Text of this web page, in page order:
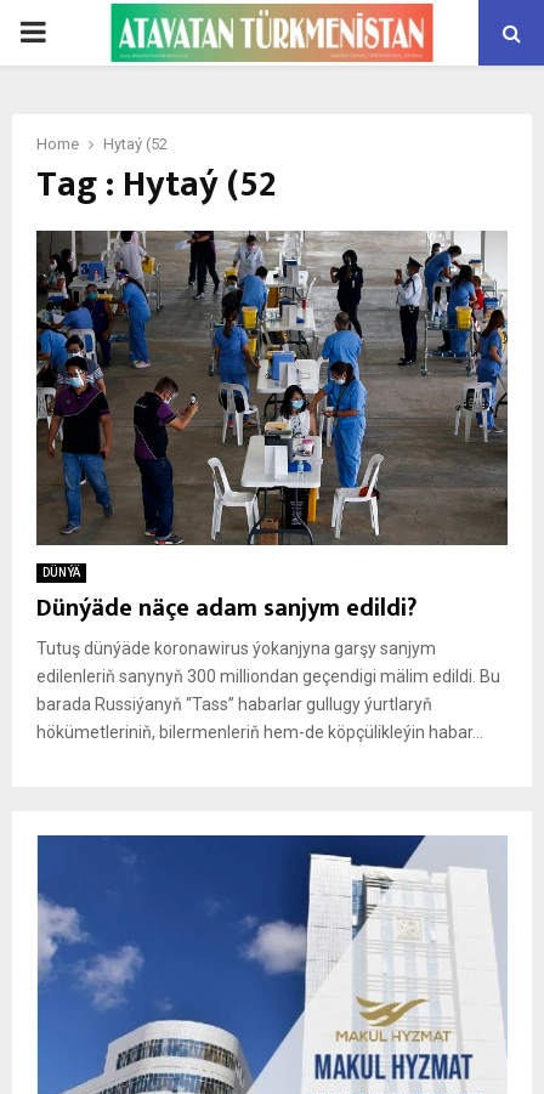
PRIMARY
Home Hytaý (52
Tag : Hytaý (52
DÜNÝÄ
Dünýäde näçe adam sanjym edildi?
Tutuş dünýäde koronawirus ýokanjyna garşy sanjym
edilenleriň sanynyň 300 milliondan geçendigi mälim edildi. Bu
barada Russiýanyň “Tass” habarlar gullugy ýurtlaryň
hökümetleriniň, bilermenleriň hem-de köpçülikleýin habar...